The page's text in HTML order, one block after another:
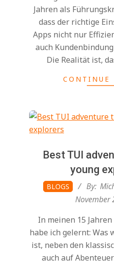
Jahren als
dass der richtige
Apps nicht nur
auch
Die Realität ist,
CONTINUE
Best TUI
young
2025-BLOGS By:
November
In meinen 15
habe ich gelernt:
ist, neben den
auch auf